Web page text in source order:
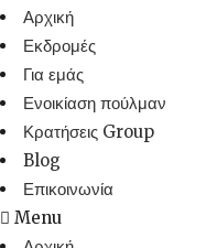
Αρχική
Εκδρομές
Για εμάς
Ενοικίαση πούλμαν
Κρατήσεις Group
Blog
Επικοινωνία
Menu